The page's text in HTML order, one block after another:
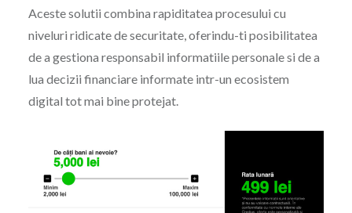
Aceste solutii combina rapiditatea procesului cu
niveluri ridicate de securitate, oferindu-ti posibilitatea
de a gestiona responsabil informatiile personale si de a
lua decizii financiare informate intr-un ecosistem
digital tot mai bine protejat.